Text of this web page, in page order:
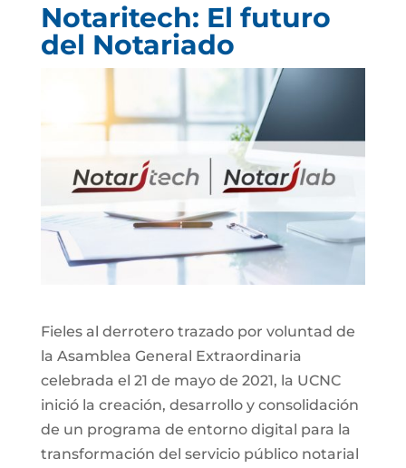
Notaritech: El futuro
del Notariado
Fieles al derrotero trazado por voluntad de
la Asamblea General Extraordinaria
celebrada el 21 de mayo de 2021, la UCNC
inició la creación, desarrollo y consolidación
de un programa de entorno digital para la
transformación del servicio público notarial